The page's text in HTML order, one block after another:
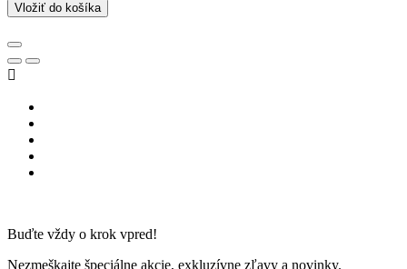
Vložiť do košíka

Buďte vždy o krok vpred!
Nezmeškajte špeciálne akcie, exkluzívne zľavy a novinky.